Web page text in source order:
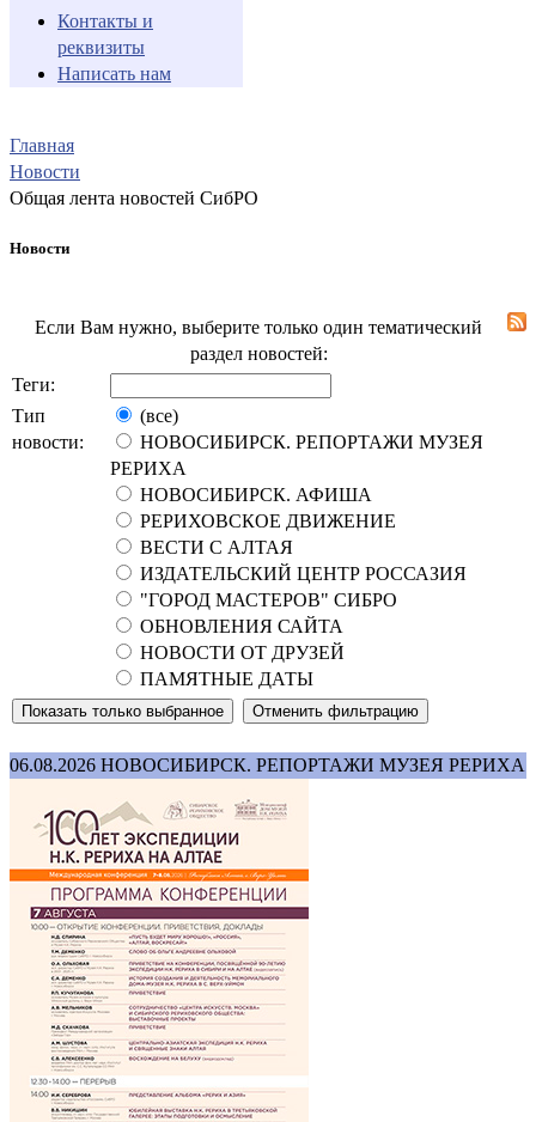
Контакты и
реквизиты
Написать нам
Главная
Новости
Общая лента новостей СибРО
Новости
Если Вам нужно, выберите только один тематический
раздел новостей:
Теги:
Тип
новости:
(все)
НОВОСИБИРСК. РЕПОРТАЖИ МУЗЕЯ
РЕРИХА
НОВОСИБИРСК. АФИША
РЕРИХОВСКОЕ ДВИЖЕНИЕ
ВЕСТИ С АЛТАЯ
ИЗДАТЕЛЬСКИЙ ЦЕНТР РОССАЗИЯ
"ГОРОД МАСТЕРОВ" СИБРО
ОБНОВЛЕНИЯ САЙТА
НОВОСТИ ОТ ДРУЗЕЙ
ПАМЯТНЫЕ ДАТЫ
06.08.2026 НОВОСИБИРСК. РЕПОРТАЖИ МУЗЕЯ РЕРИХА